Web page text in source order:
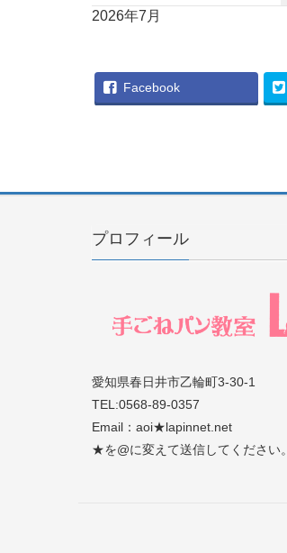
2026年7月
Facebook
プロフィール
愛知県春日井市乙輪町3-30-1
TEL:0568-89-0357
Email：aoi★lapinnet.net
★を@に変えて送信してください。